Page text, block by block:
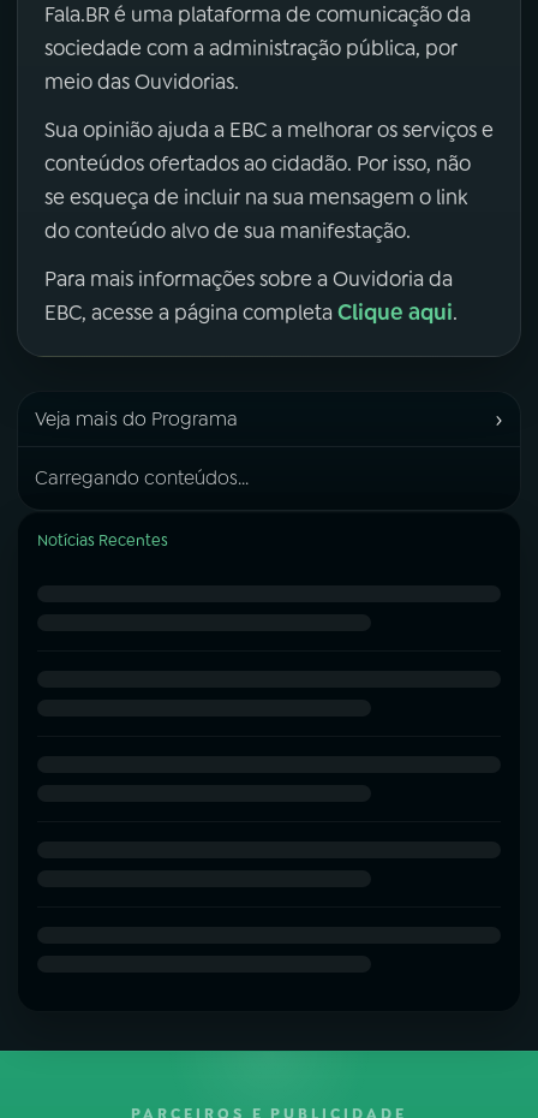
Fala.BR é uma plataforma de comunicação da
sociedade com a administração pública, por
meio das Ouvidorias.
Sua opinião ajuda a EBC a melhorar os serviços e
conteúdos ofertados ao cidadão. Por isso, não
se esqueça de incluir na sua mensagem o link
do conteúdo alvo de sua manifestação.
Para mais informações sobre a Ouvidoria da
EBC, acesse a página completa Clique aqui.
Veja mais do Programa ›
Carregando conteúdos...
Notícias Recentes